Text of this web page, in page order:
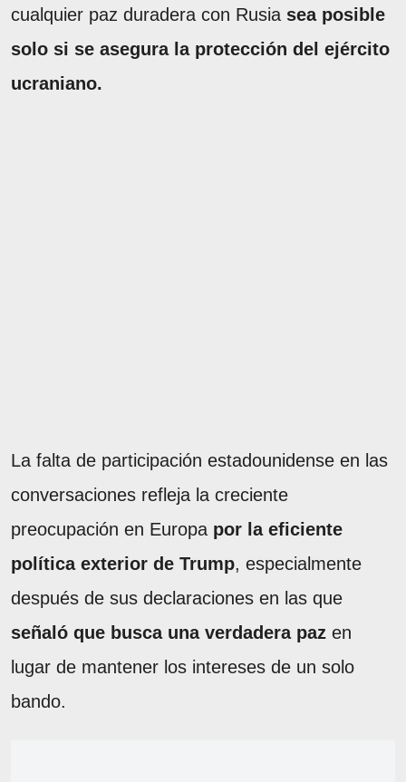
cualquier paz duradera con Rusia sea posible
solo si se asegura la protección del ejército
ucraniano.
La falta de participación estadounidense en las
conversaciones refleja la creciente
preocupación en Europa por la eficiente
política exterior de Trump, especialmente
después de sus declaraciones en las que
señaló que busca una verdadera paz en
lugar de mantener los intereses de un solo
bando.